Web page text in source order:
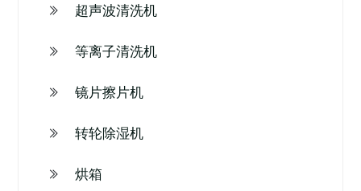
超声波清洗机
等离子清洗机
镜片擦片机
转轮除湿机
烘箱